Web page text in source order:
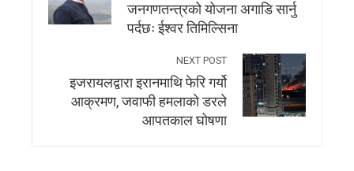
जनगणतन्त्रको योजना अगाडि सार्नु
पर्दछः ईश्वर तिमिल्सिना
NEXT POST
इजरायलद्वारा इरानमाथि फेरि गर्यो
आक्रमण, जवाफी हमलाको डरले
आपतकाल घोषणा